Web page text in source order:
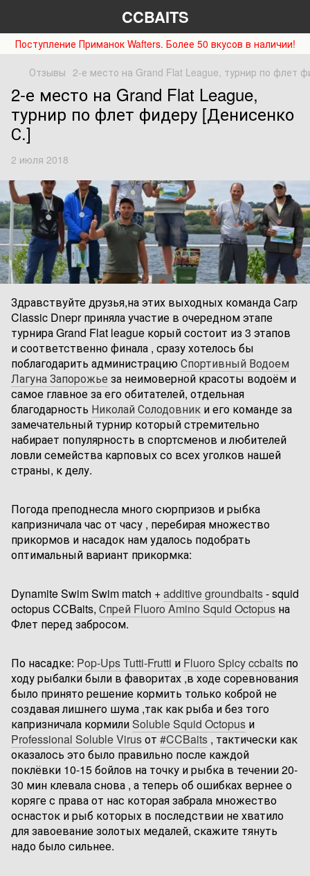
CCBAITS
Поступление Приманок Wafters. Более 50 вкусов в наличии!
Отзывы 2-е место на Grand Flat League, турнир по флет
2-е место на Grand Flat League,
турнир по флет фидеру [Денисенко
С.]
2 июля 2018
Здравствуйте друзья,на этих выходных команда Carp
Classic Dnepr приняла участие в очередном этапе
турнира Grand Flat league корый состоит из 3 этапов
и соответственно финала , сразу хотелось бы
поблагодарить администрациюСпортивный Водоем
Лагуна Запорожье за неимоверной красоты водоём и
самое главное за его обитателей, отдельная
благодарность Николай Солодовник и его команде за
замечательный турнир который стремительно
набирает популярность в спортсменов и любителей
ловли семейства карповых со всех уголков нашей
страны, к делу.
Погода преподнесла много сюрпризов и рыбка
капризничала час от часу , перебирая множество
прикормов и насадок нам удалось подобрать
оптимальный вариант прикормка:
Dynamite Swim Swim match +additive groundbaits- squid
octopus CCBаits, Спрей Fluoro Amino Squid Octopus на
Флет перед забросом.
По насадке: Pop-Ups Tutti-Frutti и Fluoro Spicy ccbaits по
ходу рыбалки были в фаворитах ,в ходе соревнования
было принято решение кормить только коброй не
создавая лишнего шума ,так как рыба и без того
капризничала кормилиSoluble Squid Octopus и
Professional Soluble Virusот #CCBaits , тактически как
оказалось это было правильно после каждой
поклёвки 10-15 бойлов на точку и рыбка в течении 20-
30 мин клевала снова , а теперь об ошибках вернее о
коряге с права от нас которая забрала множество
оснасток и рыб которых в последствии не хватило
для завоевание золотых медалей, скажите тянуть
надо было сильнее.